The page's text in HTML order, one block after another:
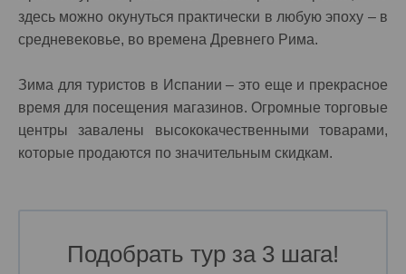
здесь можно окунуться практически в любую эпоху – в
средневековье, во времена Древнего Рима.
Зима для туристов в Испании – это еще и прекрасное
время для посещения магазинов. Огромные торговые
центры завалены высококачественными товарами,
которые продаются по значительным скидкам.
Подобрать тур за 3 шага!